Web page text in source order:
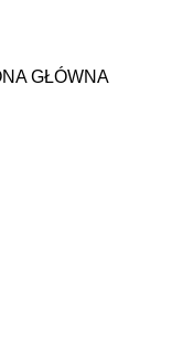
GŁÓWNA